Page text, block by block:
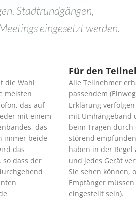
Stadtrundgängen,
eingesetzt werden.
die Wahl
meisten
das auf
mit einem
das
immer beide
das
dass der
Für den
Alle Teilnehmer
passendem
Erklärung
mit Umhängeband
beim Tragen
störend
haben in der
und jedes Gerät
Sie sehen können,
Empfänger
eingestellt sein).